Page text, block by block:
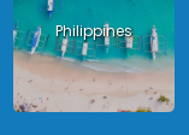
Philippines